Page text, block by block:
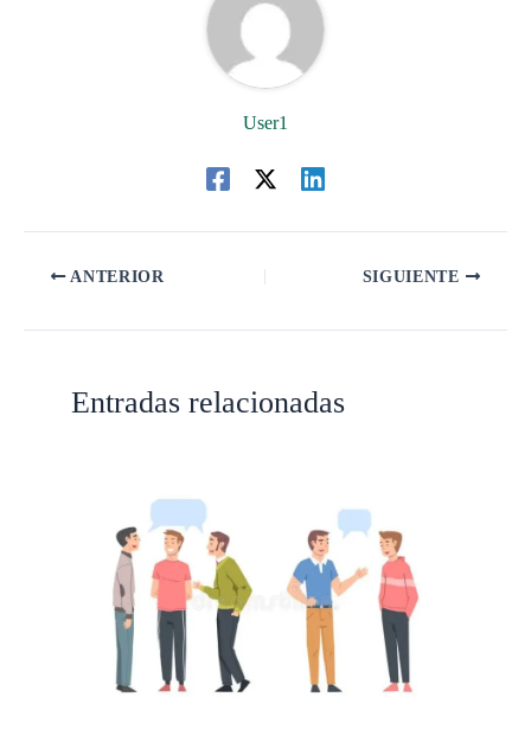
User1
ANTERIOR SIGUIENTE
Entradas relacionadas